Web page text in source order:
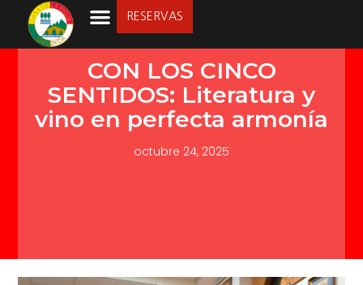
RESERVAS
CON LOS CINCO
SENTIDOS: Literatura y
vino en perfecta armonía
octubre 24, 2025